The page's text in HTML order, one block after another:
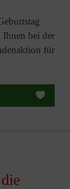
Ihnen bei der
für